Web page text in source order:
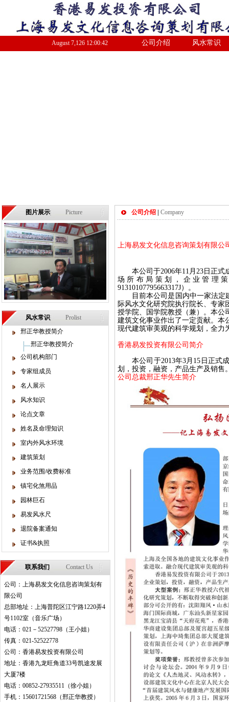
August 7,126 12:00:43 公司介绍 风水常识
图片展示 Picture
风水常识
Prolist
邢正华教授简介
邢正华教授简介
公司机构部门
专家组成员
名人展示
风水知识
论点文章
姓名及命理知识
室内外风水环境
建筑策划
业务范围/收费标准
镇宅化煞用品
园林巨石
易发风水尺
退院备案通知
证书&执照
联系我们 Contact Us
公司：上海易发文化信息咨询策划有
限公司
总部地址：上海普陀区江宁路1220弄4
号1102室（音乐广场）
电话：021－52527798（王小姐）
传真：021-52522778
公司：香港易发投资有限公司
地址：香港九龙旺角道33号凯途发展
大厦7楼
电话：00852-27935511（徐小姐）
手机：15601721568（邢正华教授）
公司介绍 Company
上海易发文化信息咨询策划有限公
本公司于2006年11 月 23 日正式
场所布局策划，企业管理
91310107795663317J）。
目前本公司是国内中一家法
际风水文化研究院执行院长、专
授学院、国学院教授（兼）。本公
建筑文化事业作出了一定贡献。本
现代建筑审美观的科学规划，全力
香港易发投资有限公司简介
本公司于2013年3月 15 日正式
划，投资，融资，产品生产及销售
公司总裁邢正华先生简介